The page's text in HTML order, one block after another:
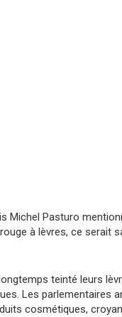
Michel Pasturo
à lèvres, ce serait
teinté leurs
Les parlementaires
cosmétiques,